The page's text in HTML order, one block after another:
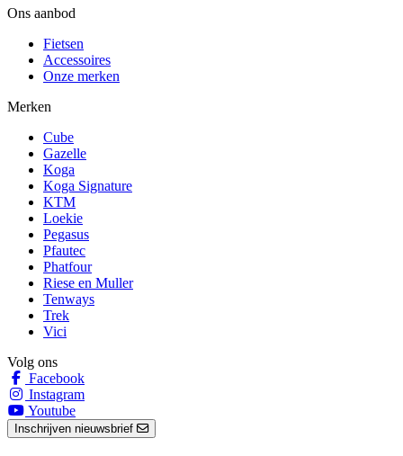
Ons aanbod
Fietsen
Accessoires
Onze merken
Merken
Cube
Gazelle
Koga
Koga Signature
KTM
Loekie
Pegasus
Pfautec
Phatfour
Riese en Muller
Tenways
Trek
Vici
Volg ons
Facebook
Instagram
Youtube
Inschrijven nieuwsbrief